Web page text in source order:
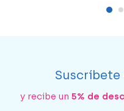
y recibe un 5% de